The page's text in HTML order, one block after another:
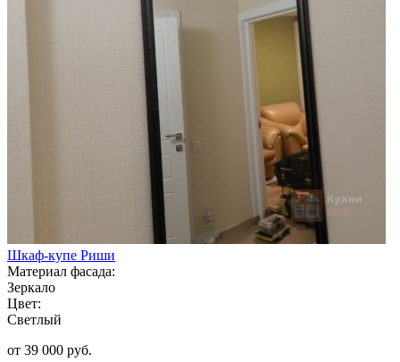
Шкаф-купе Риши
Материал фасада:
Зеркало
Цвет:
Светлый
от 39 000 руб.